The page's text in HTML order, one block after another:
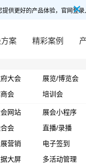
供更好的产品体验，官网登
案 精彩案例
大会
展览/博览会
会 培训会
网站
展会小程序
会
直播/录播
营销
电子签到
大屏 多活动管理